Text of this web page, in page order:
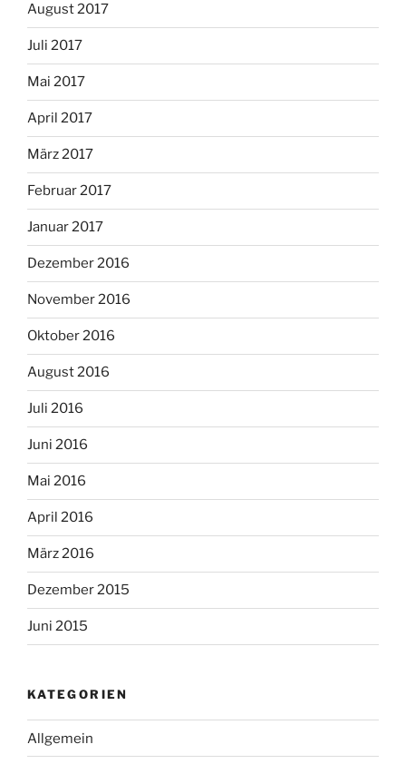
August 2017
Juli 2017
Mai 2017
April 2017
März 2017
Februar 2017
Januar 2017
Dezember 2016
November 2016
Oktober 2016
August 2016
Juli 2016
Juni 2016
Mai 2016
April 2016
März 2016
Dezember 2015
Juni 2015
KATEGORIEN
Allgemein